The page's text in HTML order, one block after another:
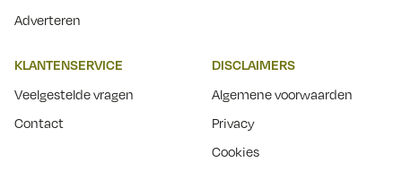
Adverteren
KLANTENSERVICE
Veelgestelde vragen
Contact
DISCLAIMERS
Algemene voorwaarden
Privacy
Cookies